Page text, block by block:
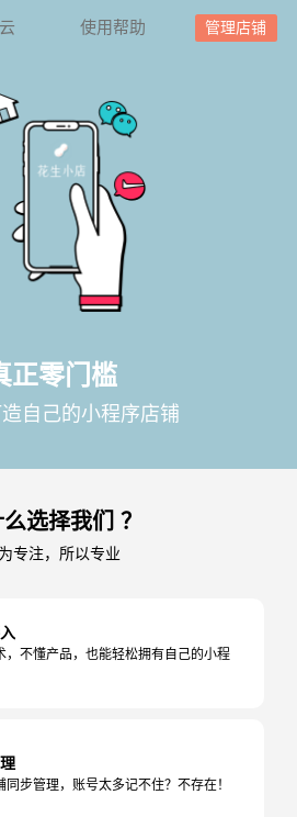
使用帮助 管理店铺
正零门槛
自己的小程序店铺
选择我们 ？
专注，所以专业
，不懂产品，也能轻松拥有自己的小程
同步管理，账号太多记不住？不存在！